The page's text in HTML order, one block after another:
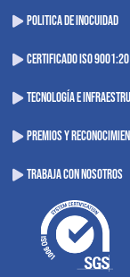
POLITICA DE INOCUIDAD
CERTIFICADO ISO
TECNOLOGÍA E
PREMIOS Y
TRABAJA CON NOSOTROS